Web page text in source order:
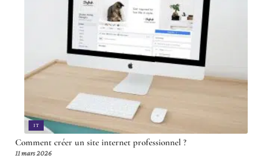
IT
Comment créer un site internet professionnel ?
11 mars 2026